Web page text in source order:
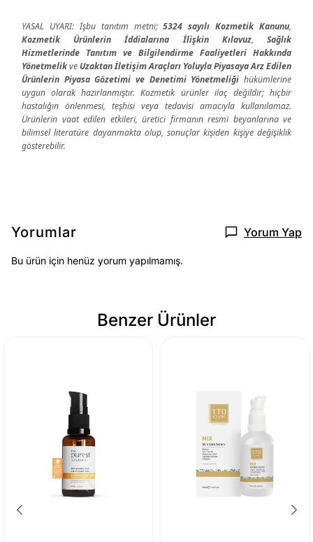
YASAL UYARI: İşbu tanıtım metni;5324 sayılı Kozmetik Kanunu,
Kozmetik Ürünlerin İddialarına İlişkin Kılavuz,Sağlık
Hizmetlerinde Tanıtım ve Bilgilendirme Faaliyetleri Hakkında
Yönetmelikve Uzaktan İletişim Araçları Yoluyla Piyasaya Arz Edilen
Ürünlerin Piyasa Gözetimi ve Denetimi Yönetmeliği hükümlerine
uygun olarak hazırlanmıştır. Kozmetik ürünler ilaç değildir; hiçbir
hastalığın önlenmesi, teşhisi veya tedavisi amacıyla kullanılamaz.
Ürünlerin vaat edilen etkileri, üretici firmanın resmi beyanlarına ve
bilimsel literatüre dayanmakta olup, sonuçlar kişiden kişiye değişiklik
gösterebilir.
Yorumlar Yorum Yap
Bu ürün için henüz yorum yapılmamış.
Benzer Ürünler